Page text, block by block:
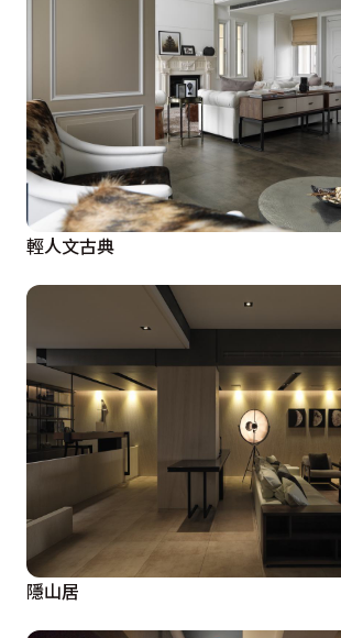
輕人文古典
隱山居